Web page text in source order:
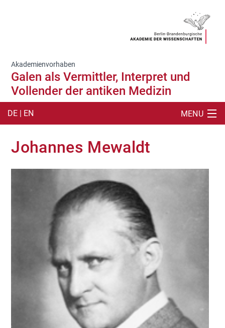
Akademienvorhaben
Galen als Vermittler, Interpret und
Vollender der antiken Medizin
MENU
DE | EN
ARBEITSMITTEL
WISSEN KOMPAKT
VERANSTALTUNGEN
Johannes Mewaldt